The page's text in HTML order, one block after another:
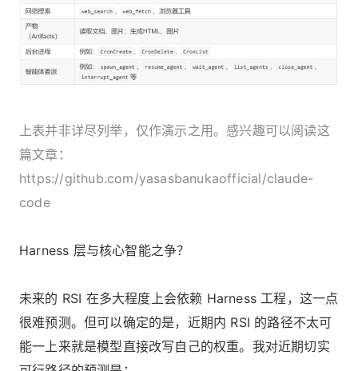
上表并非详尽列举，仅作演示之用。感兴趣可以阅读这
篇文章：
https://github.com/yasasbanukaofficial/claude-
code
Harness 层与核心智能之争？
未来的 RSI 在多大程度上会依赖 Harness 工程，这一点
很难预测。但可以确定的是，近期内 RSI 的路径不太可
能一上来就是模型直接改写自己的权重。我对近期切实